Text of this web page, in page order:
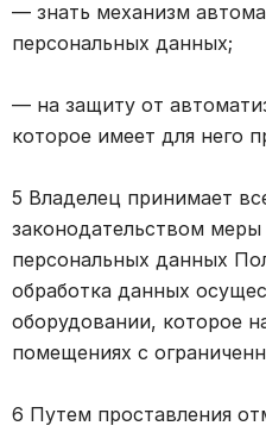
— знать механизм
персональных данных;
— на защиту от
которое имеет для него
5 Владелец принимает
законодательством
персональных данных
обработка данных
оборудовании, которое
помещениях с
6 Путем проставления